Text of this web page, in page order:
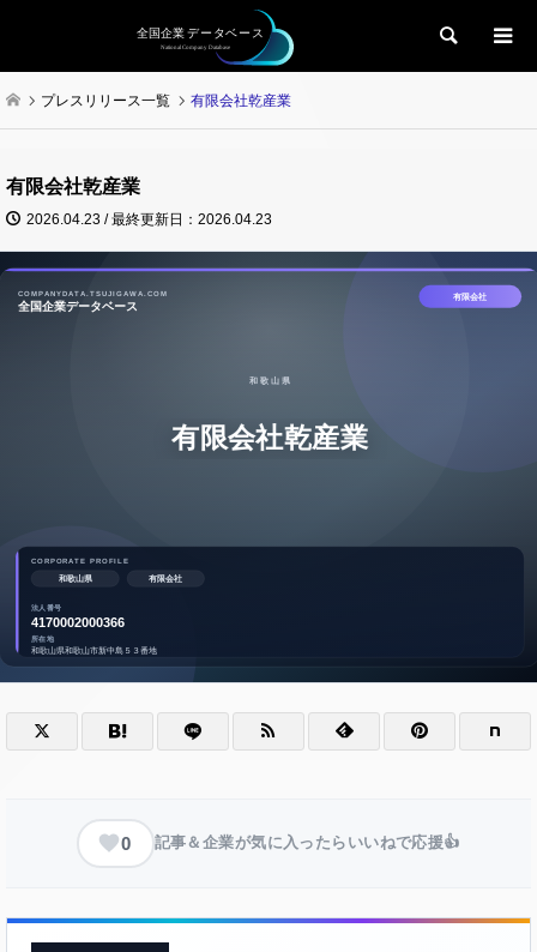
検索
プレスリリース一覧 有限会社乾産業
有限会社乾産業
2026.04.23 / 最終更新日：2026.04.23
0 記事＆企業が気に入ったらいいねで応援👍